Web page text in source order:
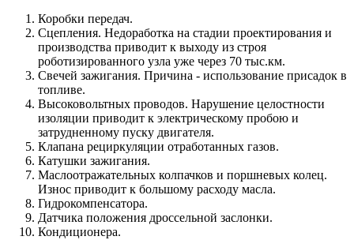
Коробки передач.
Сцепления. Недоработка на стадии проектирования и
производства приводит к выходу из строя
роботизированного узла уже через 70 тыс.км.
Свечей зажигания. Причина - использование присадок в
топливе.
Высоковольтных проводов. Нарушение целостности
изоляции приводит к электрическому пробою и
затрудненному пуску двигателя.
Клапана рециркуляции отработанных газов.
Катушки зажигания.
Маслоотражательных колпачков и поршневых колец.
Износ приводит к большому расходу масла.
Гидрокомпенсатора.
Датчика положения дроссельной заслонки.
Кондиционера.